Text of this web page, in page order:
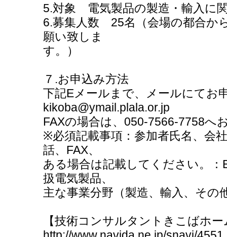
5.対象 電気製品の製造・輸入に
6.募集人数 25名（会場の都合か
願い致しま
す。）
７.お申込み方法
下記Eメールまで、メールにてお
kikoba@ymail.plala.or.jp
FAXの場合は、050-7566-7758へ
※必須記載事項：参加者氏名、会
話、FAX、
ある場合は記載してください。
扱電気製品、
主な事業分野（製造、輸入、その
【技術コンサルタントきこばホ